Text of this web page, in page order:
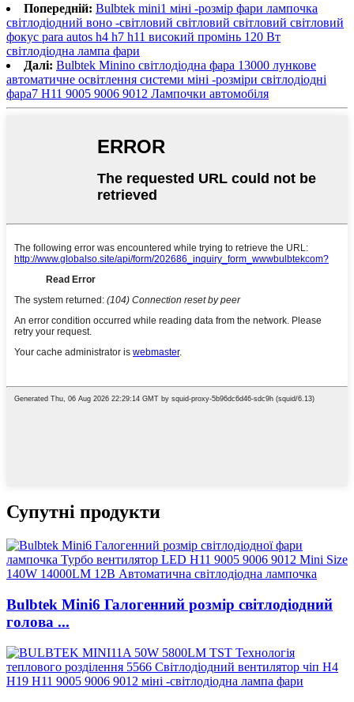
Попередній: Bulbtek mini1 міні -розмір фари лампочка
світлодіодний воно -світловий світловий світловий світловий
фокус para autos h4 h7 h11 високий промінь 120 Вт
світлодіодна лампа фари
Далі: Bulbtek Minino світлодіодна фара 13000 лункове
автоматичне освітлення системи міні -розміри світлодіодні
фара7 H11 9005 9006 9012 Лампочки автомобіля
Супутні продукти
Bulbtek Mini6 Галогенний розмір світлодіодний
голова ...